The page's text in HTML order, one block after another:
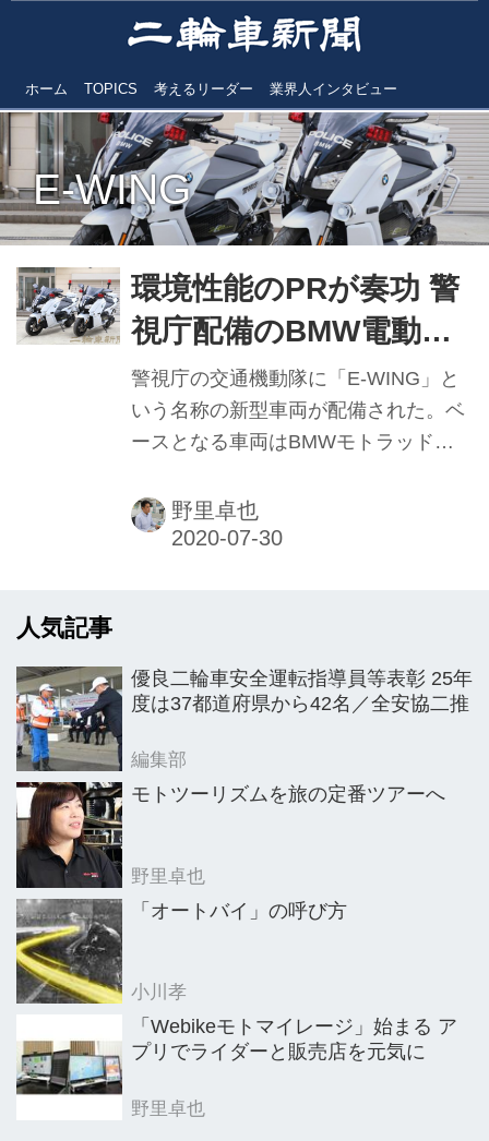
ホーム TOPICS 考えるリーダー 業界人インタビュー
E-WING
環境性能のPRが奏功 警
視庁配備のBMW電動ス
クーター「E-WING」
警視庁の交通機動隊に「E-WING」と
いう名称の新型車両が配備された。ベ
ースとなる車両はBMWモトラッド製
ー・エヴォリューション）で、2020年
3月1日開催の東京マラソン2020にて初
野里卓也
人気記事
優良二輪車安全運転指導員等表彰 25年
度は37都道府県から42名／全安協二推
編集部
モトツーリズムを旅の定番ツアーへ
野里卓也
「オートバイ」の呼び方
小川孝
「Webikeモトマイレージ」始まる ア
プリでライダーと販売店を元気に
野里卓也